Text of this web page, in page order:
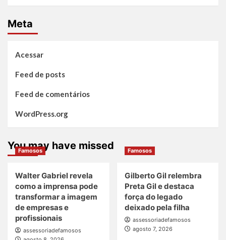
Meta
Acessar
Feed de posts
Feed de comentários
WordPress.org
You may have missed
Famosos
Walter Gabriel revela
como a imprensa pode
transformar a imagem
de empresas e
profissionais
assessoriadefamosos
Famosos
Gilberto Gil relembra
Preta Gil e destaca
força do legado
deixado pela filha
assessoriadefamosos
agosto 7, 2026